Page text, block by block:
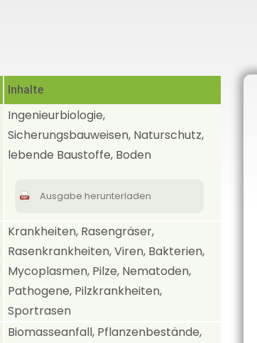
Inhalte
Ingenieurbiologie,
Sicherungsbauweisen, Naturschutz,
lebende Baustoffe, Boden
Ausgabe herunterladen
Krankheiten, Rasengräser,
Rasenkrankheiten, Viren, Bakterien,
Mycoplasmen, Pilze, Nematoden,
Pathogene, Pilzkrankheiten,
Sportrasen
Biomasseanfall, Pflanzenbestände,